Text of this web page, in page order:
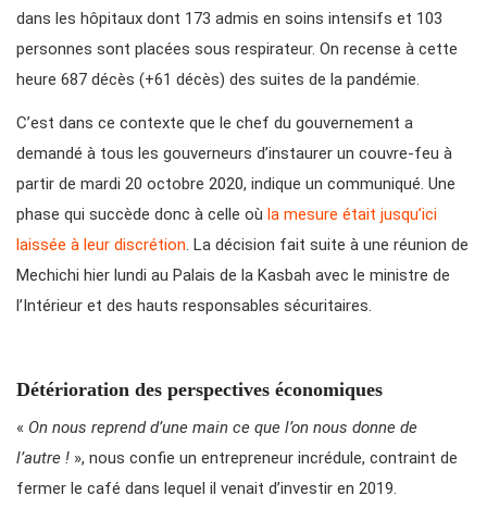
dans les hôpitaux dont 173 admis en soins intensifs et 103
personnes sont placées sous respirateur. On recense à cette
heure 687 décès (+61 décès) des suites de la pandémie.
C’est dans ce contexte que le chef du gouvernement a
demandé à tous les gouverneurs d’instaurer un couvre-feu à
partir de mardi 20 octobre 2020, indique un communiqué. Une
phase qui succède donc à celle où la mesure était jusqu’ici
laissée à leur discrétion. La décision fait suite à une réunion de
Mechichi hier lundi au Palais de la Kasbah avec le ministre de
l’Intérieur et des hauts responsables sécuritaires.
Détérioration des perspectives économiques
« On nous reprend d’une main ce que l’on nous donne de
l’autre ! », nous confie un entrepreneur incrédule, contraint de
fermer le café dans lequel il venait d’investir en 2019.